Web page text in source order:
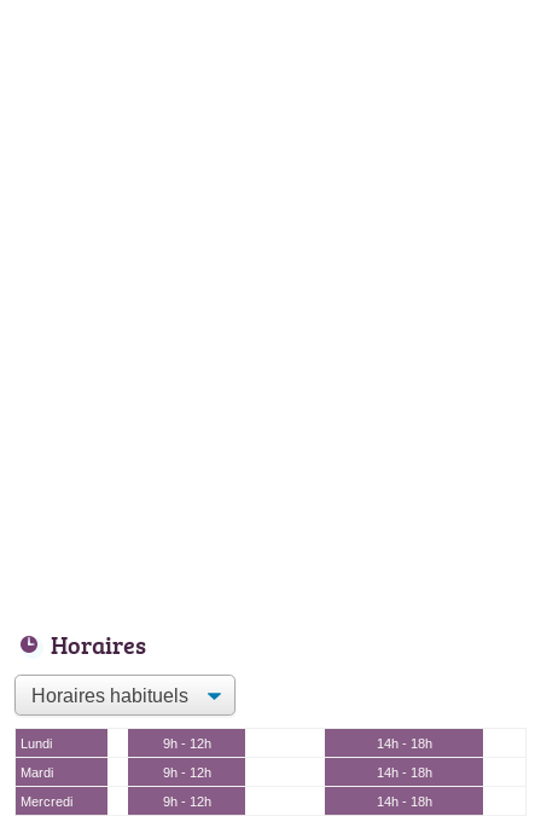
Horaires
Lundi 9h - 12h
14h - 18h
Mardi
9h - 12h
14h - 18h
Mercredi
9h - 12h
14h - 18h